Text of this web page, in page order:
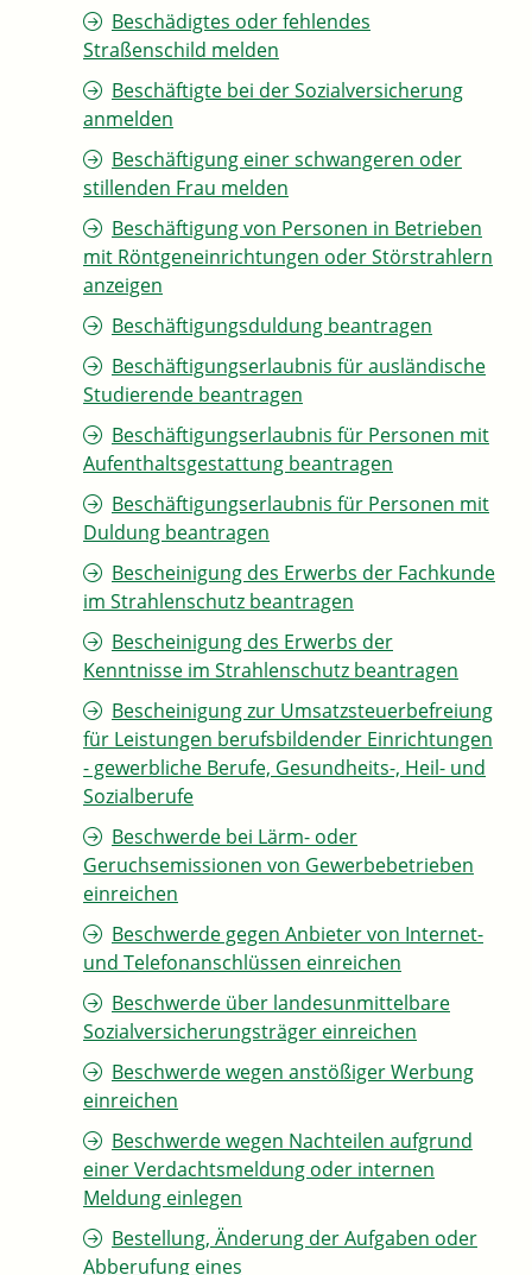
Beschädigtes oder fehlendes
Straßenschild melden
Beschäftigte bei der Sozialversicherung
anmelden
Beschäftigung einer schwangeren oder
stillenden Frau melden
Beschäftigung von Personen in Betrieben
mit Röntgeneinrichtungen oder Störstrahlern
anzeigen
Beschäftigungsduldung beantragen
Beschäftigungserlaubnis für ausländische
Studierende beantragen
Beschäftigungserlaubnis für Personen mit
Aufenthaltsgestattung beantragen
Beschäftigungserlaubnis für Personen mit
Duldung beantragen
Bescheinigung des Erwerbs der Fachkunde
im Strahlenschutz beantragen
Bescheinigung des Erwerbs der
Kenntnisse im Strahlenschutz beantragen
Bescheinigung zur Umsatzsteuerbefreiung
für Leistungen berufsbildender Einrichtungen
- gewerbliche Berufe, Gesundheits-, Heil- und
Sozialberufe
Beschwerde bei Lärm- oder
Geruchsemissionen von Gewerbebetrieben
einreichen
Beschwerde gegen Anbieter von Internet-
und Telefonanschlüssen einreichen
Beschwerde über landesunmittelbare
Sozialversicherungsträger einreichen
Beschwerde wegen anstößiger Werbung
einreichen
Beschwerde wegen Nachteilen aufgrund
einer Verdachtsmeldung oder internen
Meldung einlegen
Bestellung, Änderung der Aufgaben oder
Abberufung eines